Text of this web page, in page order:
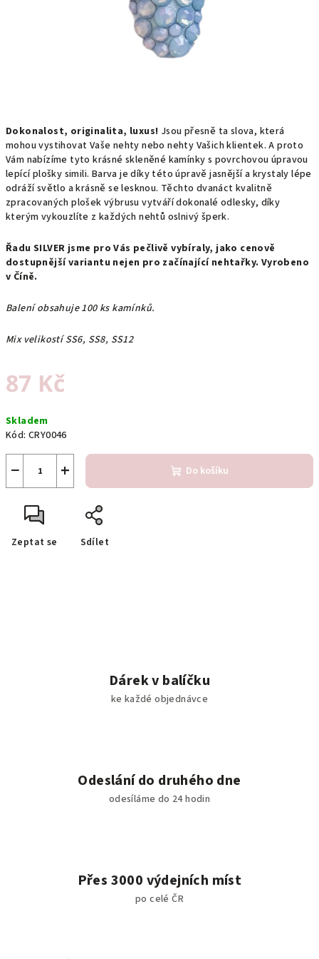
Dokonalost, originalita, luxus! Jsou přesně ta slova, která
mohou vystihovat Vaše nehty nebo nehty Vašich klientek. A proto
Vám nabízíme tyto krásné skleněné kamínky s povrchovou úpravou
lepící plošky simili. Barva je díky této úpravě jasnější a krystaly lépe
odráží světlo a krásně se lesknou. Těchto dvanáct kvalitně
zpracovaných plošek výbrusu vytváří dokonalé odlesky, díky
kterým vykouzlíte z každých nehtů oslnivý šperk.
Řadu SILVER jsme pro Vás pečlivě vybíraly, jako cenově
dostupnější variantu nejen pro začínající nehtařky. Vyrobeno
v Číně.
Balení obsahuje 100 ks kamínků.
Mix velikostí SS6, SS8, SS12
87 Kč
cena:
Skladem
Kód: CRY0046
+
− Do košíku
Zeptat se Sdílet
Dárek v balíčku
ke každé objednávce
Odeslání do druhého dne
odesíláme do 24 hodin
Přes 3000 výdejních míst
po celé ČR